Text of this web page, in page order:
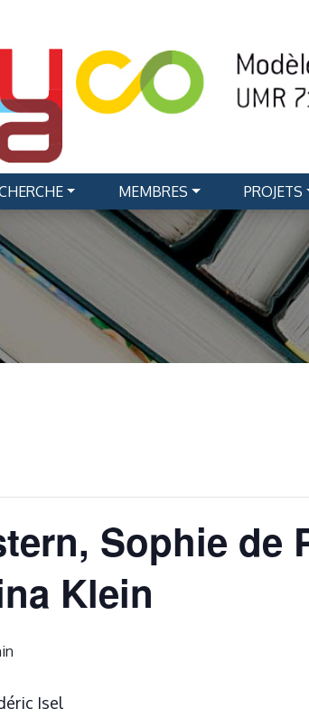
MEMBRES PROJETS
Sophie de
Klein
Isel